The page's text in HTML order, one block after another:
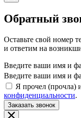
Обратный
Оставьте свой номер
и ответим на
Введите ваши имя и
Введите ваши имя и
Я прочел (прочла)
конфиденциальности.
Заказать звонок